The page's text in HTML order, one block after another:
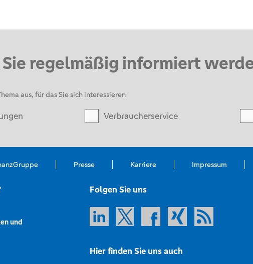
regelmäßig informiert
aus, für das Sie sich interessieren
Verbraucherservice
Presse Karriere Impressum
und
Folgen Sie uns
Hier finden Sie uns auch